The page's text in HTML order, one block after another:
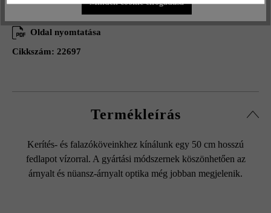
Hozzáadás a kívánságlistához
Oldal nyomtatása
Cikkszám: 22697
Termékleírás
Kerítés- és falazóköveinkhez kínálunk egy 50 cm hosszú
fedlapot vízorral. A gyártási módszernek köszönhetően az
árnyalt és nüansz-árnyalt optika még jobban megjelenik.
Minden cookie elfogadása